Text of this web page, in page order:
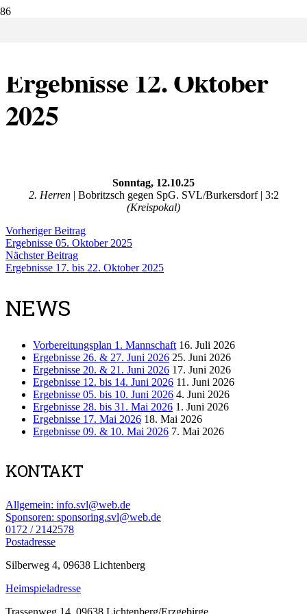
Ergebnisse 12. Oktober
2025
Sonntag, 12.10.25
2. Herren | Bobritzsch gegen SpG. SVL/Burkersdorf | 3:2
(Kreispokal)
Vorheriger Beitrag
Ergebnisse 05. Oktober 2025
Nächster Beitrag
Ergebnisse 17. bis 22. Oktober 2025
NEWS
Vorbereitungsplan 1. Mannschaft 16. Juli 2026
Ergebnisse 26. & 27. Juni 2026 25. Juni 2026
Ergebnisse 20. & 21. Juni 2026 17. Juni 2026
Ergebnisse 12. bis 14. Juni 2026 11. Juni 2026
Ergebnisse 05. bis 10. Juni 2026 4. Juni 2026
Ergebnisse 28. bis 31. Mai 2026 1. Juni 2026
Ergebnisse 17. Mai 2026 18. Mai 2026
Ergebnisse 09. & 10. Mai 2026 7. Mai 2026
KONTAKT
Allgemein: info.svl@web.de
Sponsoren: sponsoring.svl@web.de
0172 / 2142578
Postadresse
Silberweg 4, 09638 Lichtenberg
Heimspieladresse
Trassenweg 14, 09638 Lichtenberg/Erzgebirge